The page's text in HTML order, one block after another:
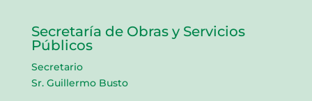
Secretaría de Obras y Servicios
Públicos
Secretario
Sr. Guillermo Busto